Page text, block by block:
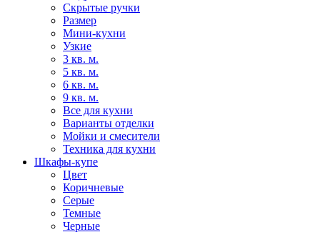
Скрытые ручки
Размер
Мини-кухни
Узкие
3 кв. м.
5 кв. м.
6 кв. м.
9 кв. м.
Все для кухни
Варианты отделки
Мойки и смесители
Техника для кухни
Шкафы-купе
Цвет
Коричневые
Серые
Темные
Черные